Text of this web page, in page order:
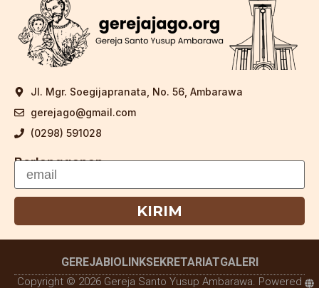
Jl. Mgr. Soegijapranata, No. 56, Ambarawa
gerejago@gmail.com
(0298) 591028
Berlangganan
KIRIM
GEREJABIOLINKSEKRETARIATGALERI
Copyright © 2026 Gereja Santo Yusup Ambarawa. Powered